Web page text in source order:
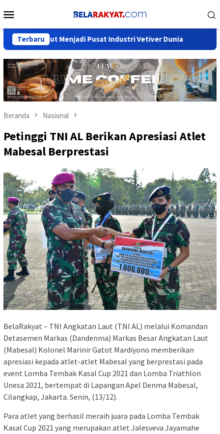
ke
Mobile
Terbaru
Garut Menjadi Pusat Industri Vetiver Dunia Sekjen
Beranda Nasional
Petinggi TNI AL Berikan Apresiasi Atlet
Mabesal Berprestasi
BelaRakyat – TNI Angkatan Laut (TNI AL) melalui Komandan
Detasemen Markas (Dandenma) Markas Besar Angkatan Laut
(Mabesal) Kolonel Marinir Gatot Mardiyono memberikan
apresiasi kepada atlet-atlet Mabesal yang berprestasi pada
event Lomba Tembak Kasal Cup 2021 dan Lomba Triathlon
Unesa 2021, bertempat di Lapangan Apel Denma Mabesal,
Cilangkap, Jakarta. Senin, (13/12).
Para atlet yang berhasil meraih juara pada Lomba Tembak
Kasal Cup 2021 yang merupakan atlet Jalesveva Jayamahe